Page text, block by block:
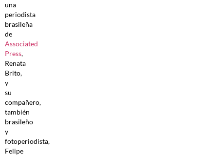
una
periodista
brasileña
de
Associated
Press,
Renata
Brito,
y
su
compañero,
también
brasileño
y
fotoperiodista,
Felipe